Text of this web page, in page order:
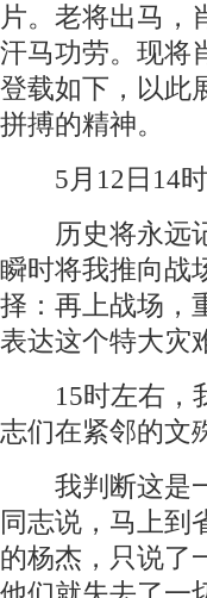
片。老将出马，
汗马功劳。现将
登载如下，以此
拼搏的精神。
5月12日14时
历史将永远记
瞬时将我推向战
择：再上战场，
表达这个特大灾
15时左右，我
志们在紧邻的文
我判断这是一
同志说，马上到
的杨杰，只说了